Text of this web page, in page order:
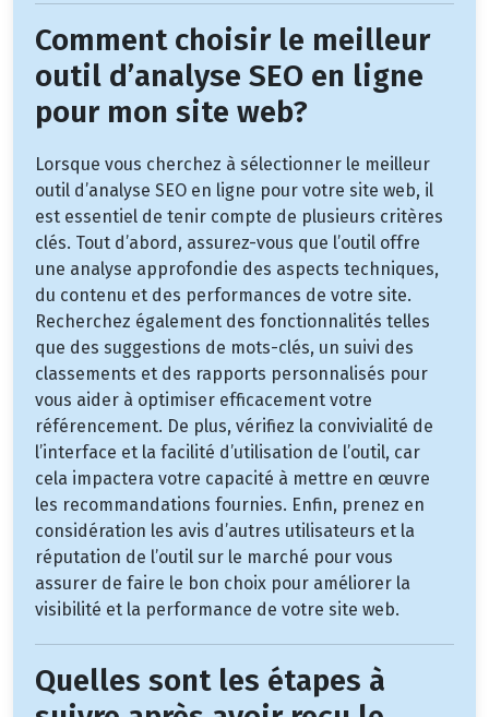
Comment choisir le meilleur
outil d’analyse SEO en ligne
pour mon site web?
Lorsque vous cherchez à sélectionner le meilleur
outil d’analyse SEO en ligne pour votre site web, il
est essentiel de tenir compte de plusieurs critères
clés. Tout d’abord, assurez-vous que l’outil offre
une analyse approfondie des aspects techniques,
du contenu et des performances de votre site.
Recherchez également des fonctionnalités telles
que des suggestions de mots-clés, un suivi des
classements et des rapports personnalisés pour
vous aider à optimiser efficacement votre
référencement. De plus, vérifiez la convivialité de
l’interface et la facilité d’utilisation de l’outil, car
cela impactera votre capacité à mettre en œuvre
les recommandations fournies. Enfin, prenez en
considération les avis d’autres utilisateurs et la
réputation de l’outil sur le marché pour vous
assurer de faire le bon choix pour améliorer la
visibilité et la performance de votre site web.
Quelles sont les étapes à